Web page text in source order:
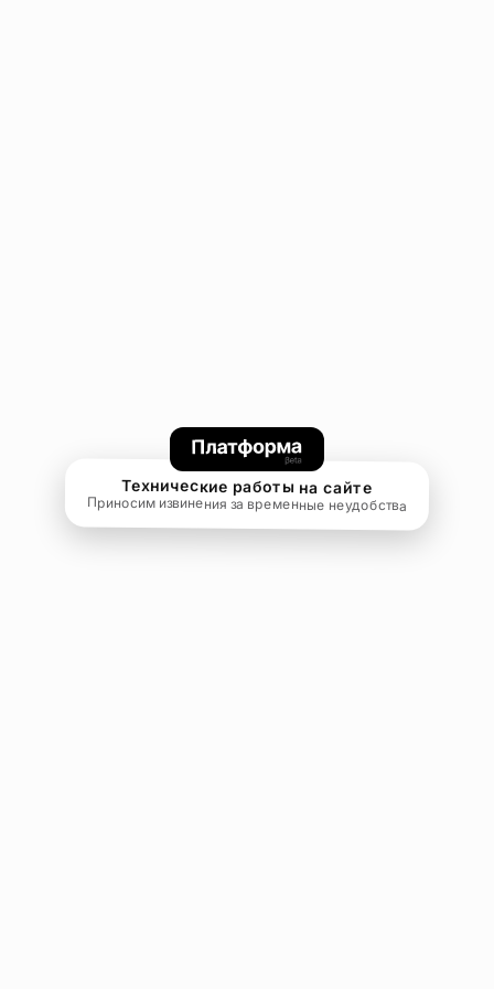
Технические работы на сайте
Приносим извинения за временные неудобства